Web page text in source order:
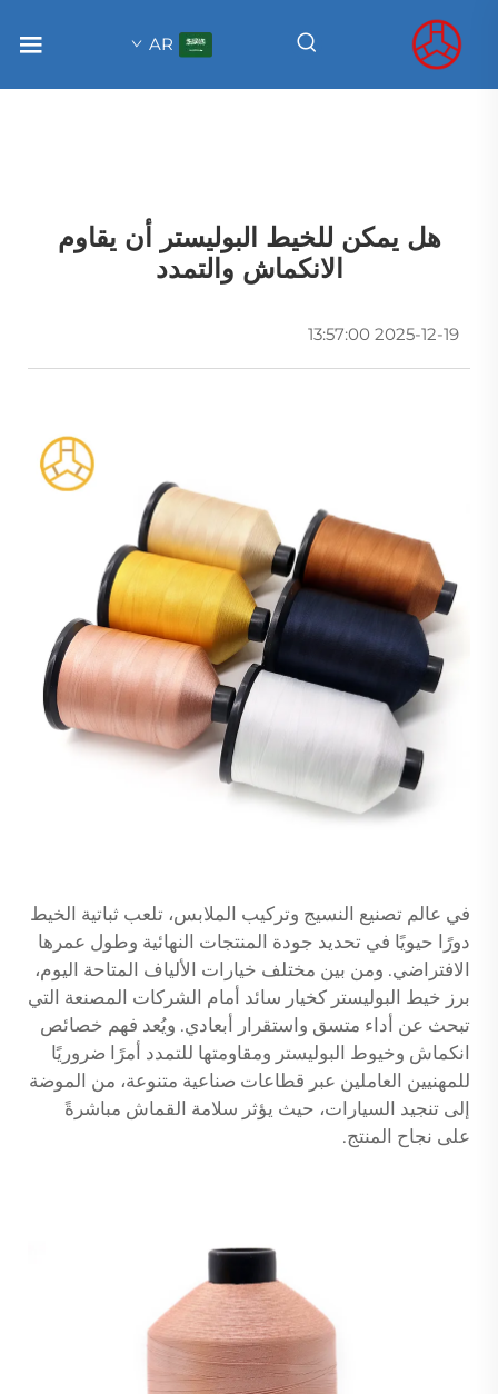
AR
هل يمكن للخيط البوليستر أن يقاوم
الانكماش والتمدد
2025-12-19 13:57:00
في عالم تصنيع النسيج وتركيب الملابس، تلعب ثباتية الخيط
دورًا حيويًا في تحديد جودة المنتجات النهائية وطول عمرها
الافتراضي. ومن بين مختلف خيارات الألياف المتاحة اليوم،
برز خيط البوليستر كخيار سائد أمام الشركات المصنعة التي
تبحث عن أداء متسق واستقرار أبعادي. ويُعد فهم خصائص
انكماش وخيوط البوليستر ومقاومتها للتمدد أمرًا ضروريًا
للمهنيين العاملين عبر قطاعات صناعية متنوعة، من الموضة
إلى تنجيد السيارات، حيث يؤثر سلامة القماش مباشرةً
على نجاح المنتج.